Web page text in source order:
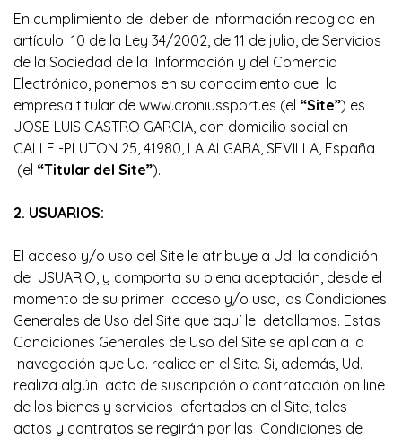
En cumplimiento del deber de información recogido en
artículo 10 de la Ley 34/2002, de 11 de julio, de Servicios
de la Sociedad de la Información y del Comercio
Electrónico, ponemos en su conocimiento que la
empresa titular de www.croniussport.es (el “Site”) es
JOSE LUIS CASTRO GARCIA, con domicilio social en
CALLE -PLUTON 25, 41980, LA ALGABA, SEVILLA, España
(el “Titular del Site”).
2. USUARIOS:
El acceso y/o uso del Site le atribuye a Ud. la condición
de USUARIO, y comporta su plena aceptación, desde el
momento de su primer acceso y/o uso, las Condiciones
Generales de Uso del Site que aquí le detallamos. Estas
Condiciones Generales de Uso del Site se aplican a la
navegación que Ud. realice en el Site. Si, además, Ud.
realiza algún acto de suscripción o contratación on line
de los bienes y servicios ofertados en el Site, tales
actos y contratos se regirán por las Condiciones de